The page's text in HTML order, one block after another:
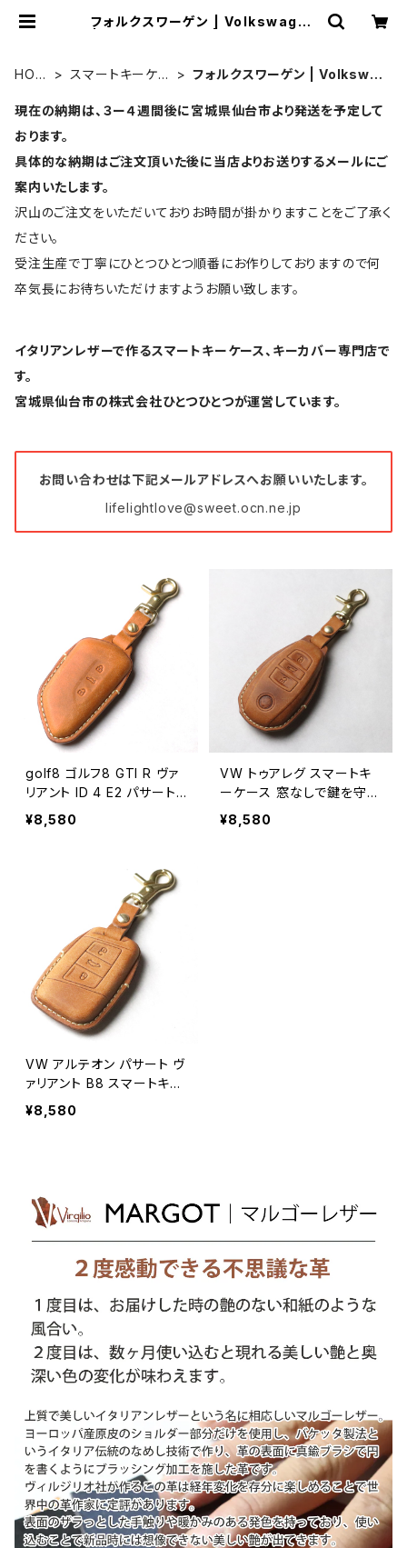
フォルクスワーゲン | Volkswagen
HOM
スマートキーケー
フォルクスワーゲン | Volkswa
現在の納期は、３ー４週間後に宮城県仙台市より発送を予定して
おります。
具体的な納期はご注文頂いた後に当店よりお送りするメールにご
案内いたします。
沢山のご注文をいただいておりお時間が掛かりますことをご了承く
ださい。
受注生産で丁寧にひとつひとつ順番にお作りしておりますので何
卒気長にお待ちいただけますようお願い致します。
イタリアンレザーで作るスマートキーケース、キーカバー専門店で
す。
宮城県仙台市の株式会社ひとつひとつが運営しています。
お問い合わせは下記メールアドレスへお願いいたします。
lifelightlove@sweet.ocn.ne.jp
golf8 ゴルフ8 GTI R ヴァ
リアント ID 4 E2 パサート
B9 スマートキーケース 本
革 キーカバー キーケース
車 国産 イタリアンレザー
本皮 パーツ アクセサリー
ドレスアップ VW フォルク
¥8,580
VW トゥアレグ スマートキ
ーケース 窓なしで鍵を守る
本革 キーカバー キーケー
ス 日本製 UNO PER UNO
¥8,580
VW アルテオン パサート ヴ
ァリアント B8 スマートキー
ケース 窓なしで鍵を守る
本革 キーカバー キーケー
ドレスアップ フォルクスワー
ゲン
¥8,580